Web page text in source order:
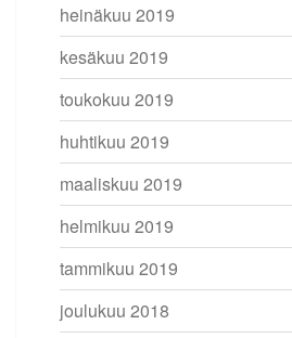
heinäkuu 2019
kesäkuu 2019
toukokuu 2019
huhtikuu 2019
maaliskuu 2019
helmikuu 2019
tammikuu 2019
joulukuu 2018